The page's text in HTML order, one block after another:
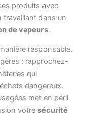
produits avec
dans un
de vapeurs.
responsable.
: rapprochez-
qui
dangereux.
met en péril
votresécurité